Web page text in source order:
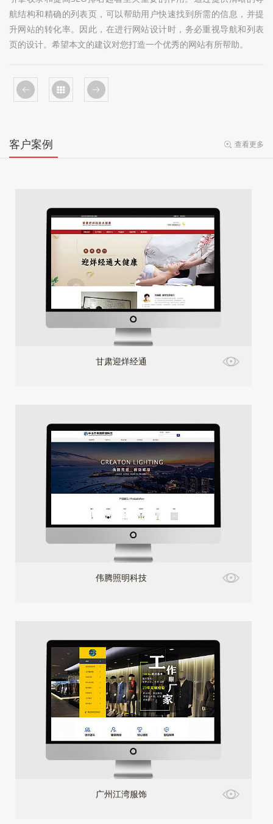
航结构和精确的列表页，可以帮助用户快速找到所需的信息，并提
升网站的转化率。因此，在进行网站设计时，务必重视导航和列表
页的设计。希望本文的建议对您打造一个优秀的网站有所帮助。
客户案例 查看更多
甘肃迎烊经通
伟腾照明科技
广州江湾服饰